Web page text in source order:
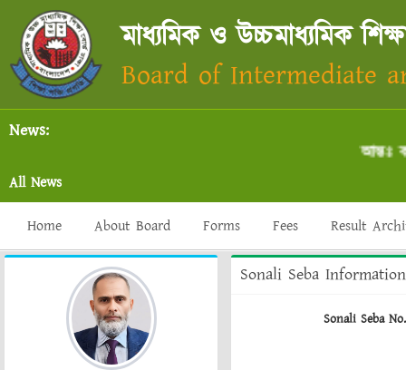
মাধ্যমিক ও উচ্চমাধ্যমিক
Board of Intermediate
News:
আন্তঃ
All News
Home About Board Forms Fees Result
Sonali Seba
Sonali Seba No.